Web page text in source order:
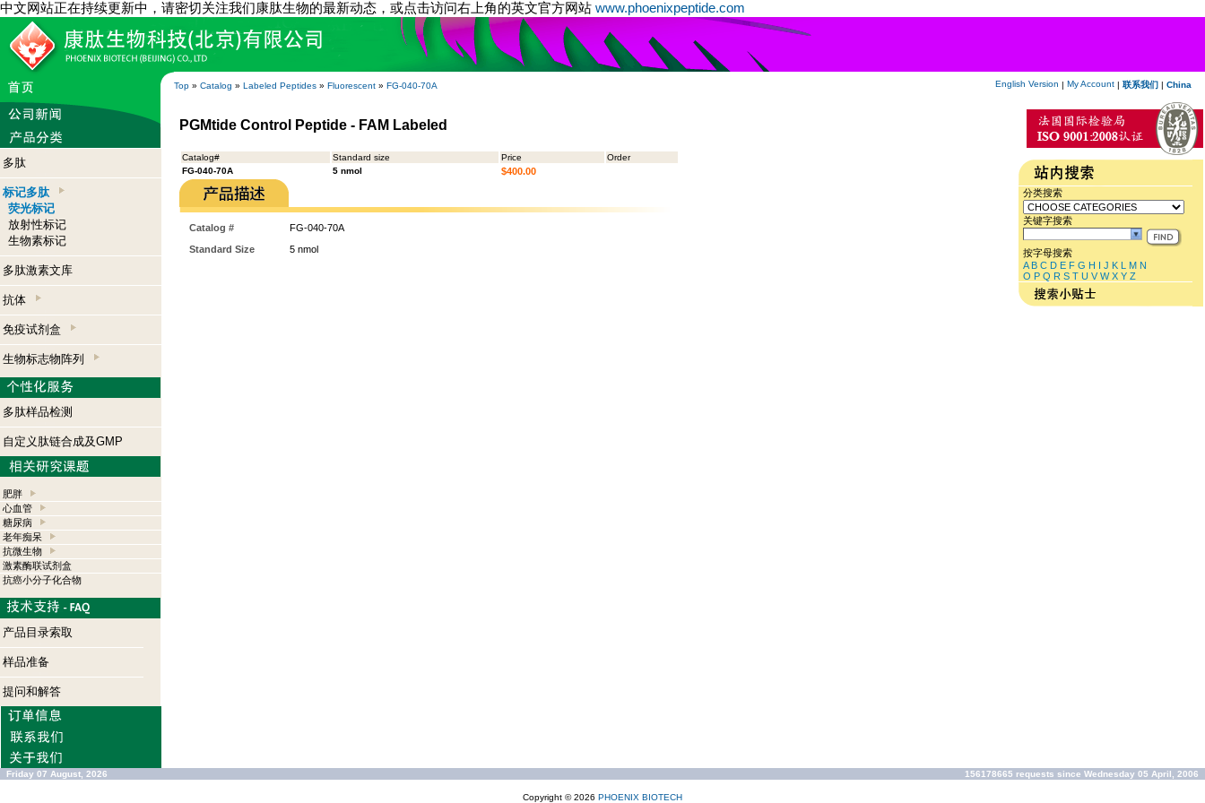
中文网站正在持续更新中，请密切关注我们康肽生物的最新动态，或点击访问右上角的英文官方网站 www.phoenixpeptide.com
Top » Catalog » Labeled Peptides » Fluorescent » FG-040-70A English Version | My Account | 联系我们 | China
多肽
标记多肽
荧光标记
放射性标记
生物素标记
多肽激素文库
抗体
免疫试剂盒
生物标志物阵列
多肽样品检测
自定义肽链合成及GMP
肥胖
心血管
糖尿病
老年痴呆
抗微生物
激素酶联试剂盒
抗癌小分子化合物
产品目录索取
样品准备
提问和解答
PGMtide Control Peptide - FAM Labeled
Catalog# Standard size Price
Order
FG-040-70A
5 nmol $400.00
Catalog #
FG-040-70A
Standard Size
5 nmol
分类搜索
关键字搜索
按字母搜索
A B C D E F G H I J K L M N
O P Q R S T U V W X Y Z
Friday 07 August, 2026 156178665 requests since Wednesday 05 April, 2006
Copyright © 2026 PHOENIX BIOTECH